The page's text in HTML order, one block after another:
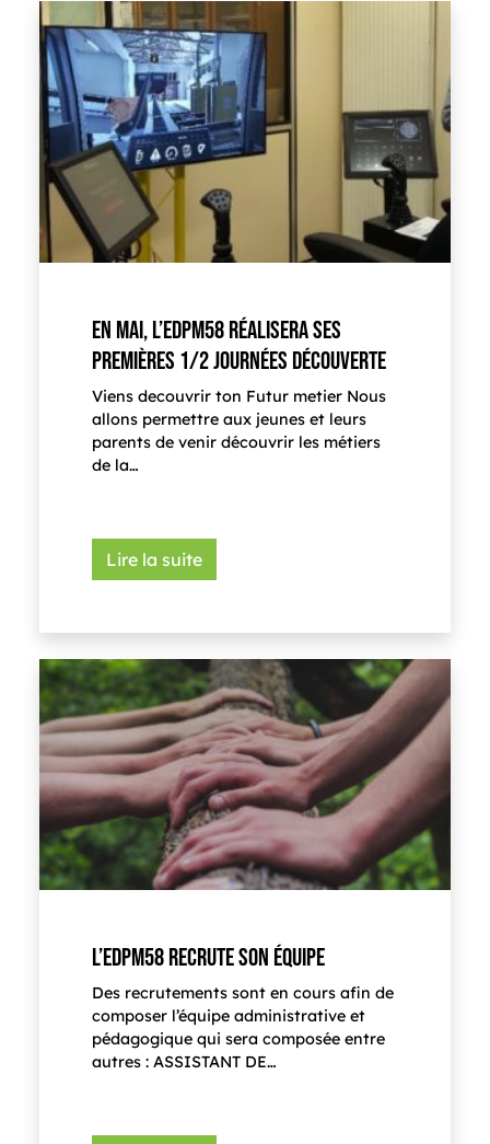
EN MAI, L’EDPM58 RÉALISERA SES
PREMIÈRES 1/2 JOURNÉES DÉCOUVERTE
Viens decouvrir ton Futur metier Nous
allons permettre aux jeunes et leurs
parents de venir découvrir les métiers
de la…
Lire la suite
L’EDPM58 RECRUTE SON ÉQUIPE
Des recrutements sont en cours afin de
composer l’équipe administrative et
pédagogique qui sera composée entre
autres : ASSISTANT DE…